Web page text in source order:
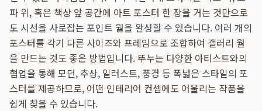
파 위, 혹은 책상 앞 공간에 아트 포스터 한 장을 거는 것만으로
도 시선을 사로잡는 포인트 월을 완성할 수 있습니다. 여러 개의
포스터를 각기 다른 사이즈와 프레임으로 조합하여 갤러리 월
을 만드는 것도 좋은 방법입니다. 뚜누는 다양한 아티스트와의
협업을 통해 모던, 추상, 일러스트, 풍경 등 폭넓은 스타일의 포
스터를 제공하므로, 어떤 인테리어 컨셉에도 어울리는 작품을
쉽게 찾을 수 있습니다.